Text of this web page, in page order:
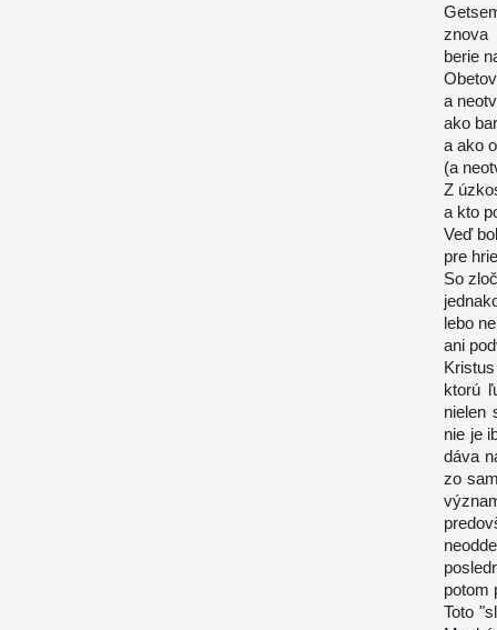
znova
berie
a
ako
a ako
(a
Z
a kto
Veď
pre
So
lebo
ani
ktorú
nielen
nie je
dáva
zo
potom
Toto